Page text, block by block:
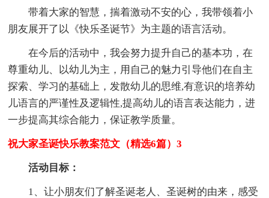
带着大家的智慧，揣着激动不安的心，我带领着小
朋友展开了以《快乐圣诞节》为主题的语言活动。
在今后的活动中，我会努力提升自己的基本功，在
尊重幼儿、以幼儿为主，用自己的魅力引导他们在自主
探索、学习的基础上，发散幼儿的思维,有意识的培养幼
儿语言的严谨性及逻辑性,提高幼儿的语言表达能力，进
一步提高其综合能力，保证教学质量。
祝大家圣诞快乐教案范文（精选6篇）3
活动目标：
1、让小朋友们了解圣诞老人、圣诞树的由来，感受